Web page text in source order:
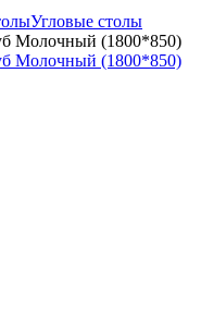
Угловые столы
Молочный (1800*850)